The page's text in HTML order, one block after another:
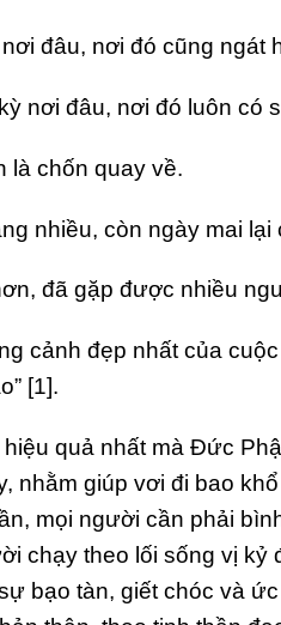
đâu, nơi đó cũng ngát
nơi đâu, nơi đó luôn có
là chốn quay về.
nhiều, còn ngày mai lại
đã gặp được nhiều
cảnh đẹp nhất của
[1].
quả nhất mà Đức
nhằm giúp vơi đi bao
mọi người cần phải
chạy theo lối sống vị kỷ
bạo tàn, giết chóc và